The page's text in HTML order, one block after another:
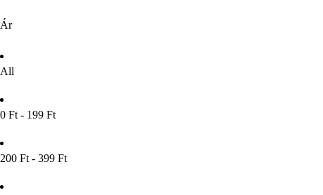
Ár
All
0 Ft - 199 Ft
200 Ft - 399 Ft